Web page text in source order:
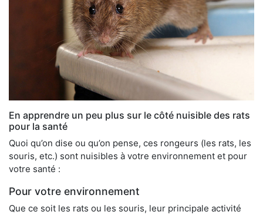
En apprendre un peu plus sur le côté nuisible des rats
pour la santé
Quoi qu’on dise ou qu’on pense, ces rongeurs (les rats, les
souris, etc.) sont nuisibles à votre environnement et pour
votre santé :
Pour votre environnement
Que ce soit les rats ou les souris, leur principale activité